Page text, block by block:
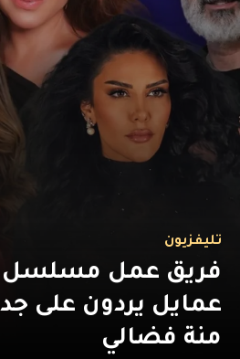
تليفزيون
فريق عمل مسلسل
عمايل يردون على
منة فضالي